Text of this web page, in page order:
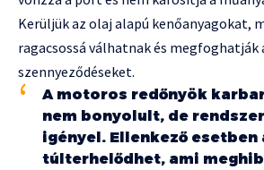
Kerüljük az olaj alapú kenőanyagokat,
ragacsossá válhatnak és megfoghatják
szennyeződéseket.
A motoros redőnyök
nem bonyolult, de
igényel. Ellenkező esetben
túlterhelődhet, ami